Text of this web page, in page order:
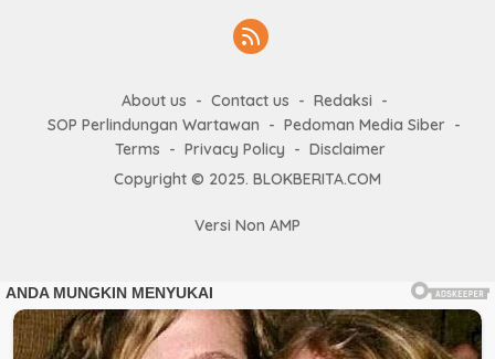
About us Contact us
Redaksi
SOP Perlindungan Wartawan
Pedoman Media Siber
Terms
Privacy Policy
Disclaimer
Copyright © 2025. BLOKBERITA.COM
Versi Non AMP